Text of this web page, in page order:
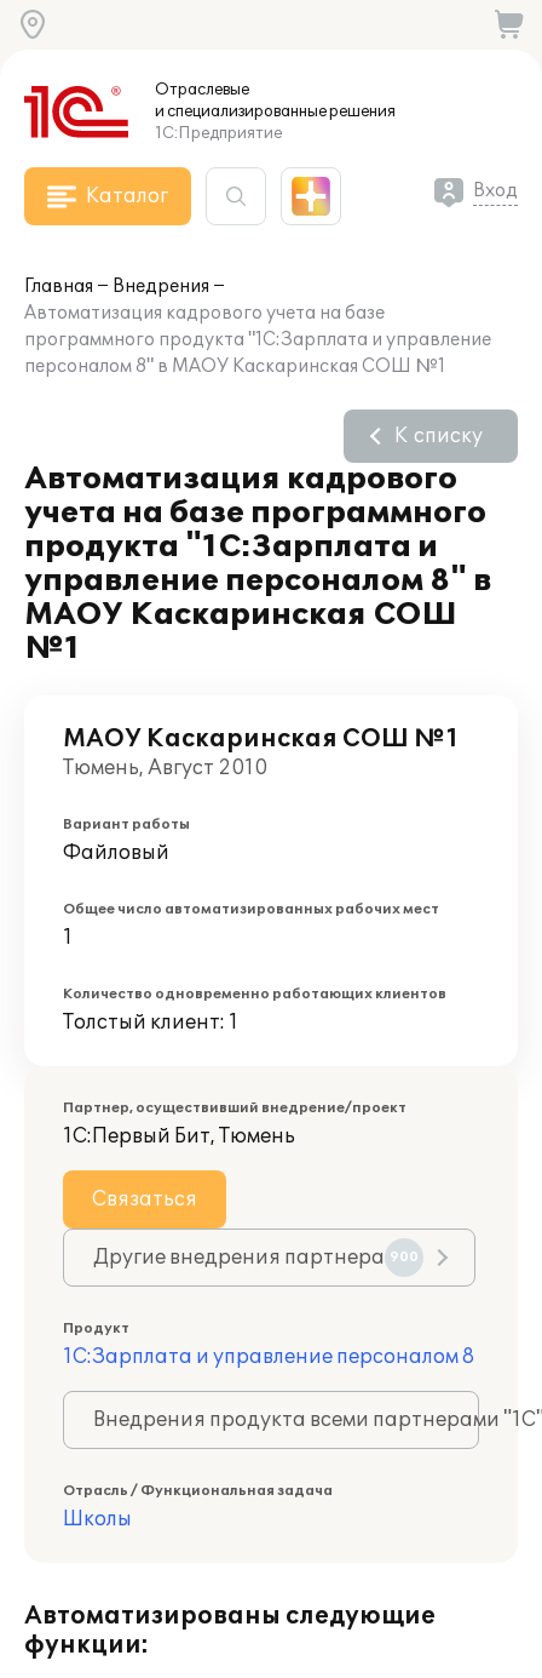
Отраслевые
и специализированныерешения
1С:Предприятие
Каталог Вход
Главная
Внедрения
Автоматизация кадрового учета на базе
программного продукта "1С:Зарплата и управление
персоналом 8" в МАОУ Каскаринская СОШ №1
Автоматизация кадрового
учета на базе программного
продукта "1С:Зарплата и
управление персоналом 8" в
МАОУ Каскаринская СОШ
№1
К списку
МАОУ Каскаринская СОШ №1
Тюмень, Август 2010
Вариант работы
Файловый
Общее число автоматизированных рабочих мест
1
Количество одновременно работающих клиентов
Толстый клиент: 1
Партнер, осуществивший внедрение/проект
1С:Первый Бит, Тюмень
Связаться
Другие внедрения партнера 900
Продукт
1С:Зарплата и управление персоналом 8
Внедрения продукта всеми партнерами
Отрасль / Функциональная задача
Школы
Автоматизированы следующие
функции: